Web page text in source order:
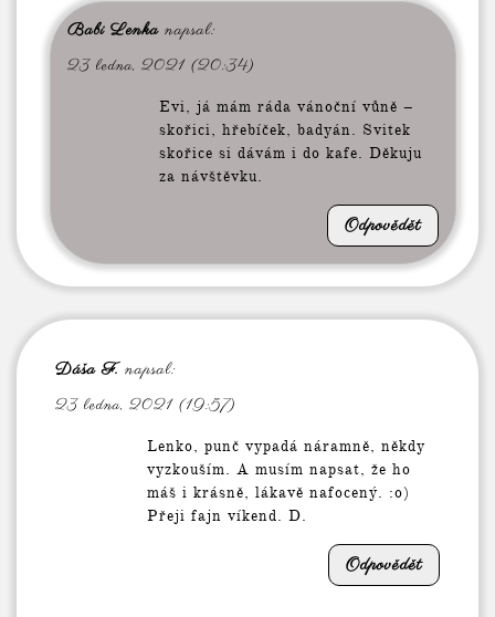
Babi Lenka napsal:
23 ledna, 2021 (20:34)
Evi, já mám ráda vánoční vůně –
skořici, hřebíček, badyán. Svitek
skořice si dávám i do kafe. Děkuju
za návštěvku.
Odpovědět
Dáša F. napsal:
23 ledna, 2021 (19:57)
Lenko, punč vypadá náramně, někdy
vyzkouším. A musím napsat, že ho
máš i krásně, lákavě nafocený. :o)
Přeji fajn víkend. D.
Odpovědět